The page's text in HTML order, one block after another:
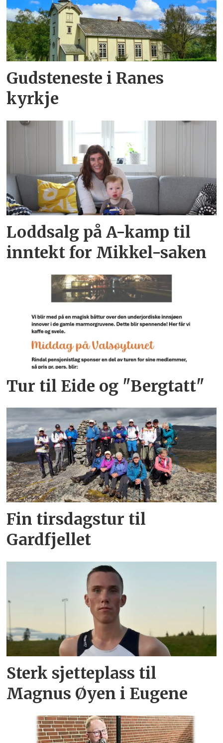
Gudsteneste i Ranes
kyrkje
Loddsalg på A-kamp til
inntekt for Mikkel-saken
Tur til Eide og "Bergtatt"
Fin tirsdagstur til
Gardfjellet
Sterk sjetteplass til
Magnus Øyen i Eugene